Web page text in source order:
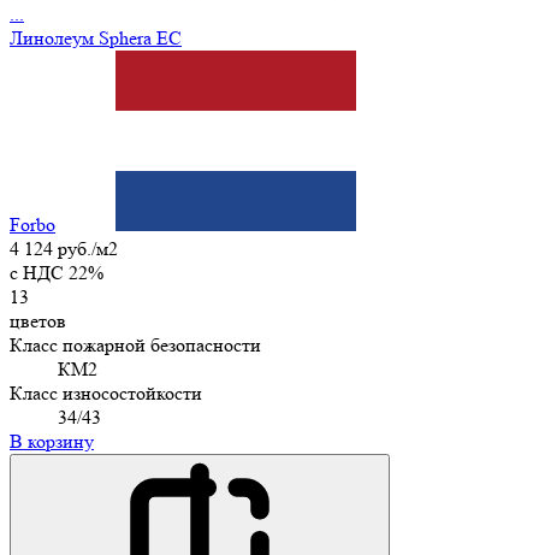
...
Линолеум Sphera EC
Forbo
4 124 руб./м2
c НДС 22%
13
цветов
Класс пожарной безопасности
КМ2
Класс износостойкости
34/43
В корзину